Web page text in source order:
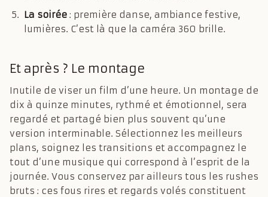
La soirée : première danse, ambiance festive,
lumières. C’est là que la caméra 360 brille.
Et après ? Le montage
Inutile de viser un film d’une heure. Un montage de
dix à quinze minutes, rythmé et émotionnel, sera
regardé et partagé bien plus souvent qu’une
version interminable. Sélectionnez les meilleurs
plans, soignez les transitions et accompagnez le
tout d’une musique qui correspond à l’esprit de la
journée. Vous conservez par ailleurs tous les rushes
bruts : ces fous rires et regards volés constituent